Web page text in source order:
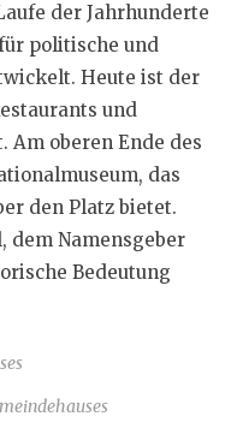
der Jahrhunderte
politische und
Heute ist der
und
Am oberen Ende des
das
den Platz bietet.
dem Namensgeber
Bedeutung